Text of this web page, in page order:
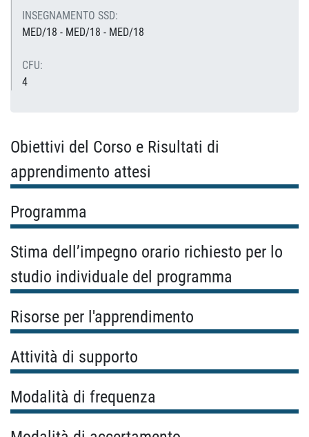
INSEGNAMENTO SSD:
MED/18 - MED/18 - MED/18
CFU:
4
Obiettivi del Corso e Risultati di
apprendimento attesi
Programma
Stima dell’impegno orario richiesto per lo
studio individuale del programma
Risorse per l'apprendimento
Attività di supporto
Modalità di frequenza